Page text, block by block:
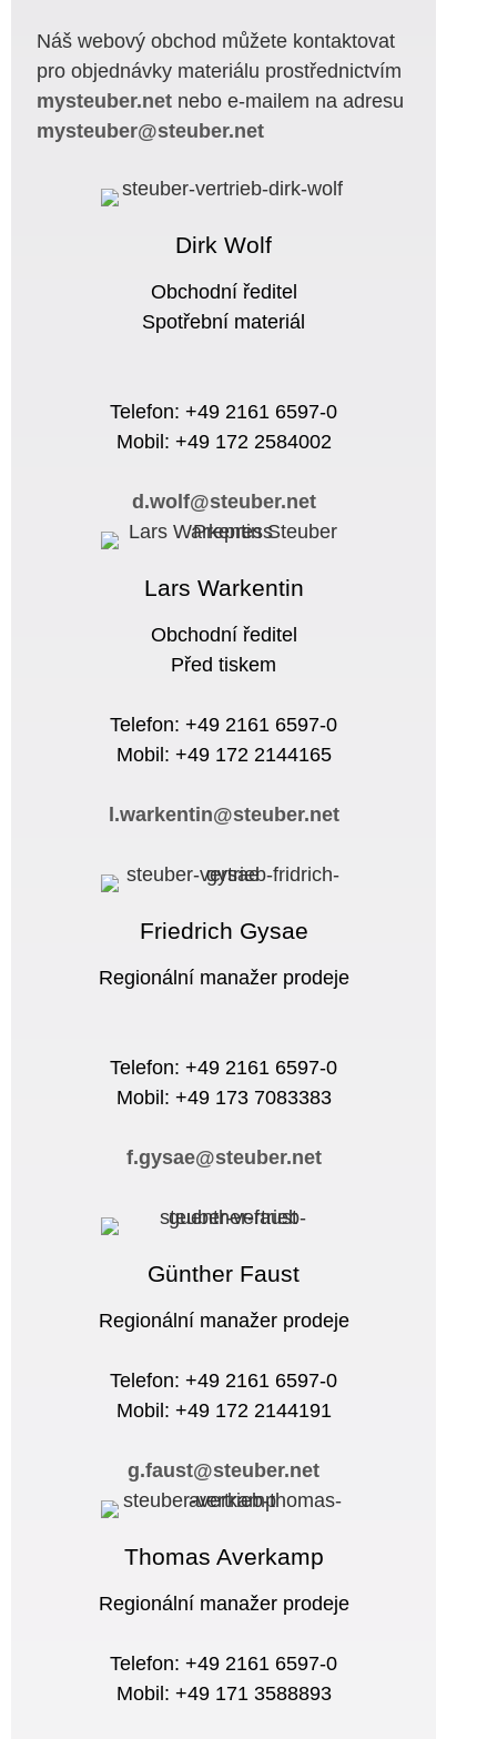
Náš webový obchod můžete kontaktovat
pro objednávky materiálu prostřednictvím
mysteuber.netnebo e-mailem na adresu
mysteuber@steuber.net
Dirk Wolf
Obchodní ředitel
Spotřební materiál
Telefon: +49 2161 6597-0
Mobil: +49 172 2584002
d.wolf@steuber.net
Lars Warkentin
Obchodní ředitel
Před tiskem
Telefon: +49 2161 6597-0
Mobil: +49 172 2144165
l.warkentin@steuber.net
Friedrich Gysae
Regionální manažer prodeje
Telefon: +49 2161 6597-0
Mobil: +49 173 7083383
f.gysae@steuber.net
Günther Faust
Regionální manažer prodeje
Telefon: +49 2161 6597-0
Mobil: +49 172 2144191
g.faust@steuber.net
Thomas Averkamp
Regionální manažer prodeje
Telefon: +49 2161 6597-0
Mobil: +49 171 3588893